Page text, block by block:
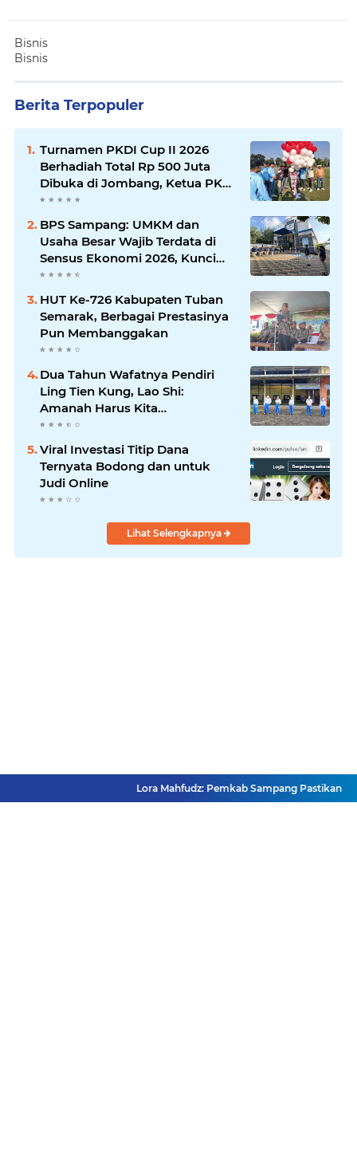
Bisnis
Bisnis
Berita Terpopuler
Turnamen PKDI Cup II 2026
Berhadiah Total Rp 500 Juta
Dibuka di Jombang, Ketua PKDI
Jatim Syaifullah Mahdi: Ajang
Komunikasi Antar-Kades untuk
Memajukan Desa
BPS Sampang: UMKM dan
Usaha Besar Wajib Terdata di
Sensus Ekonomi 2026, Kunci
Kebijakan Tepat Sasaran
HUT Ke-726 Kabupaten Tuban
Semarak, Berbagai Prestasinya
Pun Membanggakan
Dua Tahun Wafatnya Pendiri
Ling Tien Kung, Lao Shi:
Amanah Harus Kita
Laksanakan!
Viral Investasi Titip Dana
Ternyata Bodong dan untuk
Judi Online
Lihat Selengkapnya
Lora Mahfudz: Pemkab Sampang Pastikan